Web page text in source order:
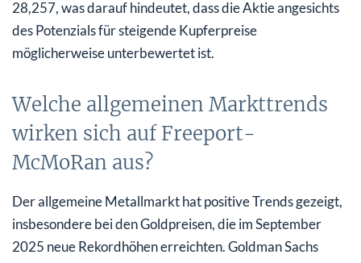
28,257, was darauf hindeutet, dass die Aktie angesichts
des Potenzials für steigende Kupferpreise
möglicherweise unterbewertet ist.
Welche allgemeinen Markttrends
wirken sich auf Freeport-
McMoRan aus?
Der allgemeine Metallmarkt hat positive Trends gezeigt,
insbesondere bei den Goldpreisen, die im September
2025 neue Rekordhöhen erreichten. Goldman Sachs